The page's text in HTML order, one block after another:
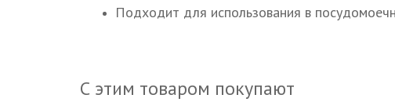
Подходит для использования в
С этим товаром покупают